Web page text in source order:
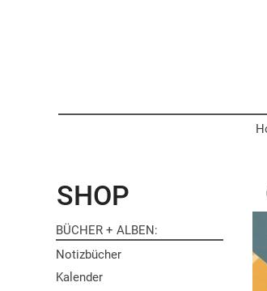
SHOP
BÜCHER + ALBEN
Notizbücher
Kalender